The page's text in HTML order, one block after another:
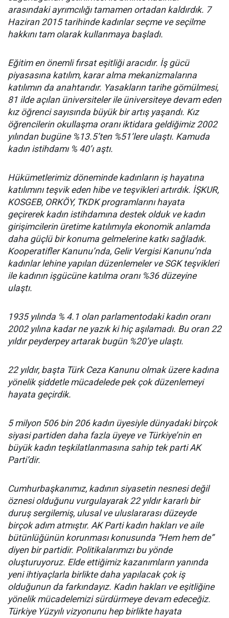
arasındaki ayrımcılığı tamamen ortadan kaldırdık. 7
Haziran 2015 tarihinde kadınlar seçme ve seçilme
hakkını tam olarak kullanmaya başladı.
Eğitim en önemli fırsat eşitliği aracıdır. İş gücü
piyasasına katılım, karar alma mekanizmalarına
katılımın da anahtarıdır. Yasakların tarihe gömülmesi,
81 ilde açılan üniversiteler ile üniversiteye devam eden
kız öğrenci sayısında büyük bir artış yaşandı. Kız
öğrencilerin okullaşma oranı iktidara geldiğimiz 2002
yılından bugüne %13.5’ten %51’lere ulaştı. Kamuda
kadın istihdamı % 40’ı aştı.
Hükümetlerimiz döneminde kadınların iş hayatına
katılımını teşvik eden hibe ve teşvikleri artırdık. İŞKUR,
KOSGEB, ORKÖY, TKDK programlarını hayata
geçirerek kadın istihdamına destek olduk ve kadın
girişimcilerin üretime katılımıyla ekonomik anlamda
daha güçlü bir konuma gelmelerine katkı sağladık.
Kooperatifler Kanunu’nda, Gelir Vergisi Kanunu’nda
kadınlar lehine yapılan düzenlemeler ve SGK teşvikleri
ile kadının işgücüne katılma oranı %36 düzeyine
ulaştı.
1935 yılında % 4.1 olan parlamentodaki kadın oranı
2002 yılına kadar ne yazık ki hiç aşılamadı. Bu oran 22
yıldır peyderpey artarak bugün %20’ye ulaştı.
22 yıldır, başta Türk Ceza Kanunu olmak üzere kadına
yönelik şiddetle mücadelede pek çok düzenlemeyi
hayata geçirdik.
5 milyon 506 bin 206 kadın üyesiyle dünyadaki birçok
siyasi partiden daha fazla üyeye ve Türkiye’nin en
büyük kadın teşkilatlanmasına sahip tek parti AK
Parti’dir.
Cumhurbaşkanımız, kadının siyasetin nesnesi değil
öznesi olduğunu vurgulayarak 22 yıldır kararlı bir
duruş sergilemiş, ulusal ve uluslararası düzeyde
birçok adım atmıştır. AK Parti kadın hakları ve aile
bütünlüğünün korunması konusunda “Hem hem de”
diyen bir partidir. Politikalarımızı bu yönde
oluşturuyoruz. Elde ettiğimiz kazanımların yanında
yeni ihtiyaçlarla birlikte daha yapılacak çok iş
olduğunun da farkındayız. Kadın hakları ve eşitliğine
yönelik mücadelemizi sürdürmeye devam edeceğiz.
Türkiye Yüzyılı vizyonunu hep birlikte hayata